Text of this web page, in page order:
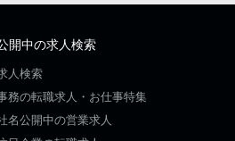
開中の求人検索
人検索
務の転職求人・お仕事特集
名公開中の営業求人